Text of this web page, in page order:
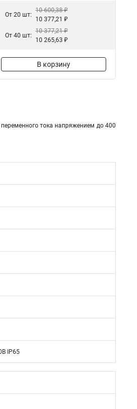
От 20 шт:
10 600,38 ₽
10 377,21 ₽
От 40 шт:
10 377,21 ₽
10 265,63 ₽
В корзину
тока напряжением до 400
IР65